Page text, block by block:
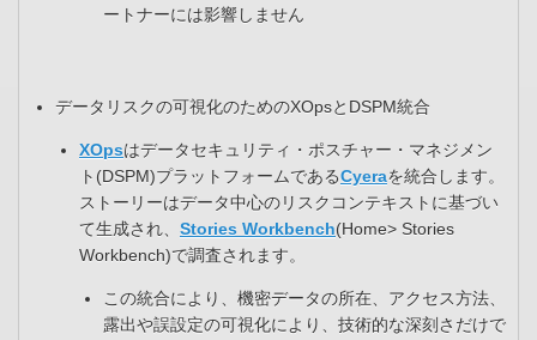
ートナーには影響しません
データリスクの可視化のためのXOpsとDSPM統合​
XOpsはデータセキュリティ・ポスチャー・マネジメン
ト(DSPM)プラットフォームであるCyeraを統合します。
ストーリーはデータ中心のリスクコンテキストに基づい
て生成され、 Stories Workbench(Home> Stories
Workbench)で調査されます。​
この統合により、機密データの所在、アクセス方法、
露出や誤設定の可視化により、技術的な深刻さだけで